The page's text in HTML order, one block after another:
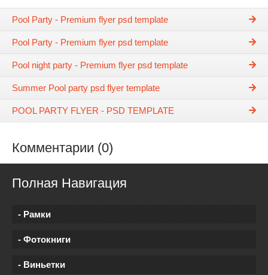
Pool Party - Premium flyer psd template
Pool Party - Premium flyer psd template
Pool night party - Premium flyer psd template
Summer Pool party psd flyer template
POOL PARTY FLYER - PSD TEMPLATE
Комментарии (0)
Полная Навигация
- Рамки
- Фотокниги
- Виньетки